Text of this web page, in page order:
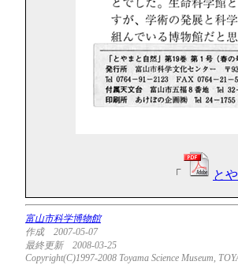
「 と
富山市科学博物館
作成 2007-05-07
最終更新 2008-03-25
Copyright(C)1997-2008 Toyama Science Museum,